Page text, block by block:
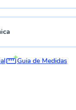
Guia de Medidas